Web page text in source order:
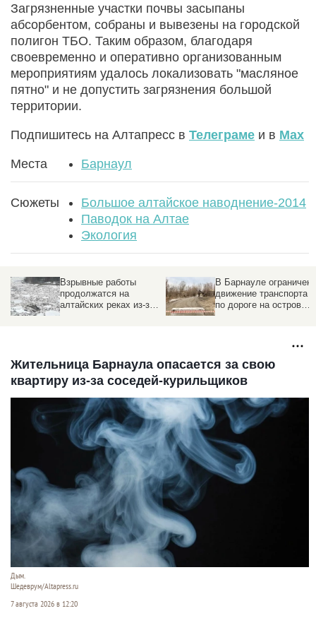
Загрязненные участки почвы засыпаны
абсорбентом, собраны и вывезены на городской
полигон ТБО. Таким образом, благодаря
своевременно и оперативно организованным
мероприятиям удалось локализовать "масляное
пятно" и не допустить загрязнения большой
территории.
Подпишитесь на Алтапресс в Телеграме и в Max
Места Барнаул
Сюжеты
Большое алтайское наводнение-2014
Паводок на Алтае
Экология
Взрывные работы
продолжатся на
алтайских реках из-за
В Барнауле ограничено
движение транспорта
по дороге на остров
Жительница Барнаула опасается за свою
квартиру из-за соседей-курильщиков
Дым.
Шедеврум/Altapress.ru
7 августа 2026 в 12:20